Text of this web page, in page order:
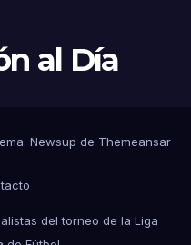
al Día
Newsup de Themeansar
del torneo de la Liga